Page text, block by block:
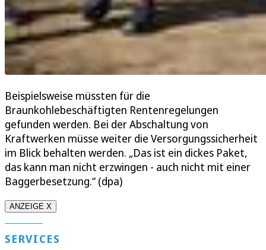
Beispielsweise müssten für die
Braunkohlebeschäftigten Rentenregelungen
gefunden werden. Bei der Abschaltung von
Kraftwerken müsse weiter die Versorgungssicherheit
im Blick behalten werden. „Das ist ein dickes Paket,
das kann man nicht erzwingen - auch nicht mit einer
Baggerbesetzung.“ (dpa)
ANZEIGE X
SERVICES